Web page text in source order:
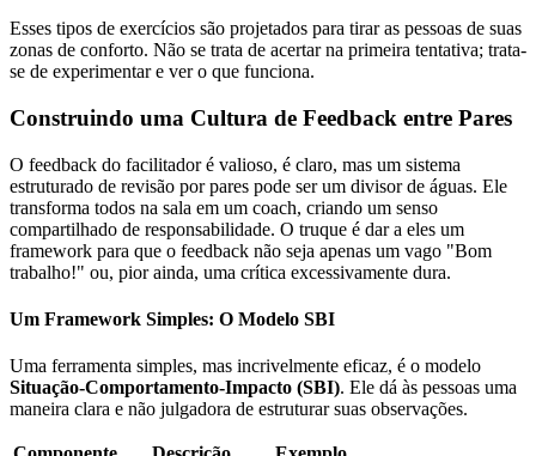
Esses tipos de exercícios são projetados para tirar as pessoas de suas
zonas de conforto. Não se trata de acertar na primeira tentativa; trata-
se de experimentar e ver o que funciona.
Construindo uma Cultura de Feedback entre Pares
O feedback do facilitador é valioso, é claro, mas um sistema
estruturado de revisão por pares pode ser um divisor de águas. Ele
transforma todos na sala em um coach, criando um senso
compartilhado de responsabilidade. O truque é dar a eles um
framework para que o feedback não seja apenas um vago "Bom
trabalho!" ou, pior ainda, uma crítica excessivamente dura.
Um Framework Simples: O Modelo SBI
Uma ferramenta simples, mas incrivelmente eficaz, é o modelo
Situação-Comportamento-Impacto (SBI). Ele dá às pessoas uma
maneira clara e não julgadora de estruturar suas observações.